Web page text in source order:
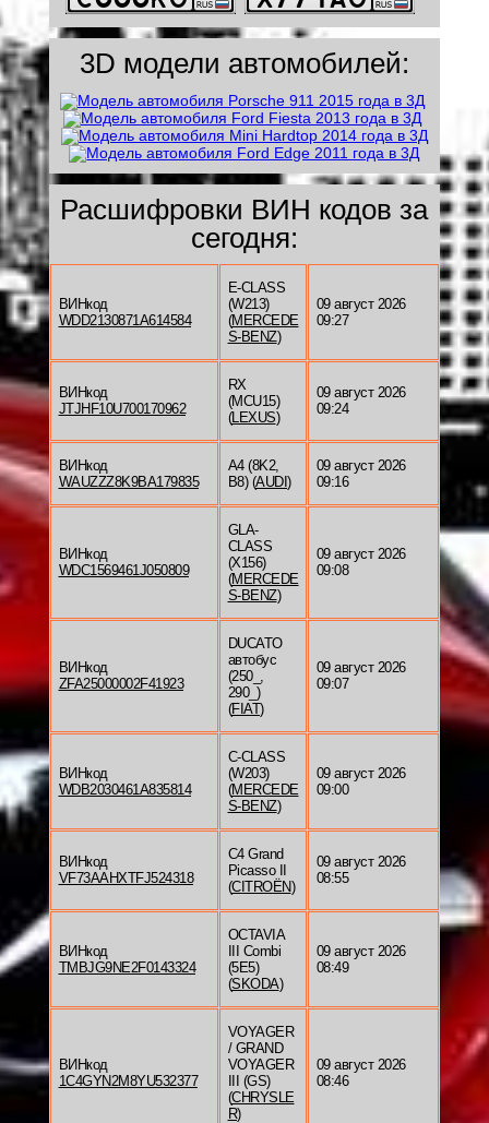
3D модели автомобилей:
Расшифровки ВИН кодов за
сегодня:
ВИНкод
WDD2130871A614584
E-CLASS
(W213)
(MERCEDE
S-BENZ)
09 август 2026
09:27
ВИНкод
JTJHF10U700170962
RX
(MCU15)
(LEXUS)
09 август 2026
09:24
ВИНкод
WAUZZZ8K9BA179835
A4 (8K2,
B8) (AUDI )
09 август 2026
09:16
ВИНкод
WDC1569461J050809
GLA-
CLASS
(X156)
(MERCEDE
S-BENZ)
09 август 2026
09:08
ВИНкод
ZFA25000002F41923
DUCATO
автобус
(250_,
290_)
(FIAT)
09 август 2026
09:07
ВИНкод
WDB2030461A835814
C-CLASS
(W203)
(MERCEDE
S-BENZ)
09 август 2026
09:00
ВИНкод
VF73AAHXTFJ524318
C4 Grand
Picasso II
(CITROËN)
09 август 2026
08:55
ВИНкод
TMBJG9NE2F0143324
OCTAVIA
III Combi
(5E5)
(SKODA)
09 август 2026
08:49
ВИНкод
1C4GYN2M8YU532377
VOYAGER
/ GRAND
VOYAGER
III (GS)
(CHRYSLE
R)
09 август 2026
08:46